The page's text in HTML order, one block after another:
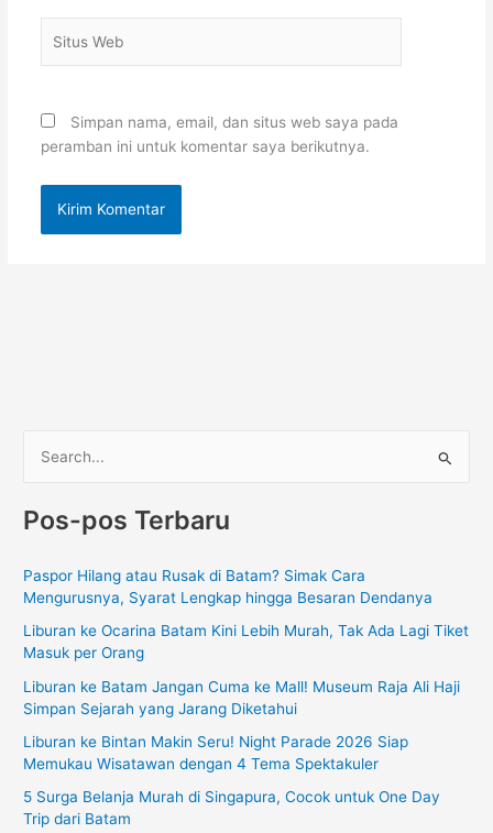
Web
Simpan nama, email, dan situs web saya pada
peramban ini untuk komentar saya berikutnya.
r
u
t
Pos-pos Terbaru
Paspor Hilang atau Rusak di Batam? Simak Cara
Mengurusnya, Syarat Lengkap hingga Besaran Dendanya
Liburan ke Ocarina Batam Kini Lebih Murah, Tak Ada Lagi Tiket
Masuk per Orang
Liburan ke Batam Jangan Cuma ke Mall! Museum Raja Ali Haji
Simpan Sejarah yang Jarang Diketahui
Liburan ke Bintan Makin Seru! Night Parade 2026 Siap
Memukau Wisatawan dengan 4 Tema Spektakuler
5 Surga Belanja Murah di Singapura, Cocok untuk One Day
Trip dari Batam